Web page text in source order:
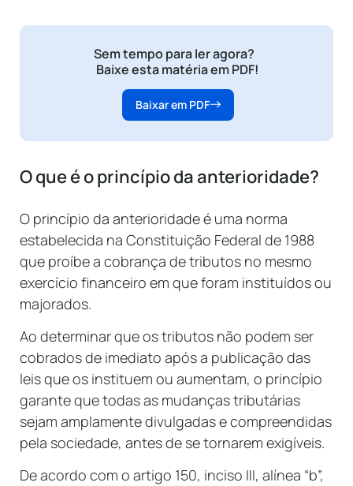
Sem tempo para ler agora?
Baixe esta matéria em PDF!
Baixar em PDF
O que é o princípio da anterioridade?
O princípio da anterioridade é uma norma
estabelecida na Constituição Federal de 1988
que proíbe a cobrança de tributos no mesmo
exercício financeiro em que foram instituídos ou
majorados.
Ao determinar que os tributos não podem ser
cobrados de imediato após a publicação das
leis que os instituem ou aumentam, o princípio
garante que todas as mudanças tributárias
sejam amplamente divulgadas e compreendidas
pela sociedade, antes de se tornarem exigíveis.
De acordo com o artigo 150, inciso III, alínea “b”,